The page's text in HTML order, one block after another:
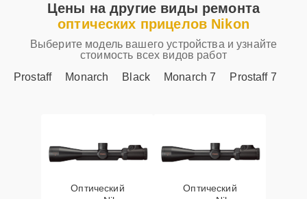
Цены на другие виды ремонта
оптических прицелов Nikon
Выберите модель вашего устройства и узнайте
стоимость всех видов работ
Prostaff
Monarch Black Monarch 7 Prostaff 7
Оптический
Оптический